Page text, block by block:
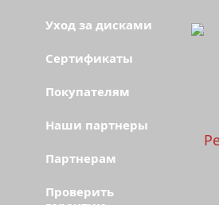
Уход за дисками
Сертификаты
Покупателям
Наши партнеры
Партнерам
Проверить